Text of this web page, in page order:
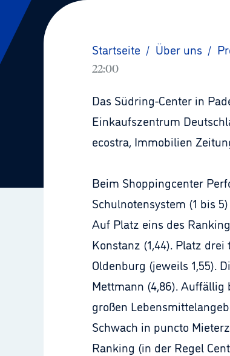
Startseite / Über uns /
22:00
Das Südring-Center in
Einkaufszentrum
ecostra, Immobilien
Beim Shoppingcenter
Schulnotensystem (1 bis
Auf Platz eins des
Konstanz (1,44). Platz
Oldenburg (jeweils 1,55).
Mettmann (4,86).
großen
Schwach in puncto
Ranking (in der Regel